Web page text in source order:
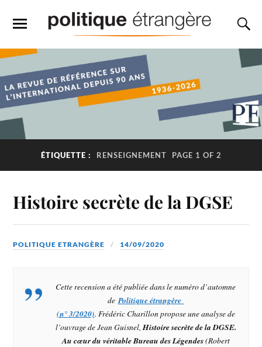
ÉTIQUETTE : RENSEIGNEMENT PAGE 1 OF 2
Histoire secrète de la DGSE
POLITIQUE ETRANGÈRE 14/09/2020
Cette recension a été publiée dans le numéro d’automne
dePolitique étrangère
(n° 3/2020). Frédéric Charillon propose une analyse de
l’ouvrage de Jean Guisnel,Histoire secrète de la DGSE.
Au cœur du véritable Bureau des Légendes(Robert